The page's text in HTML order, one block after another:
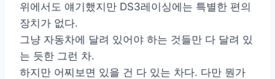
위에서도 얘기했지만 DS3레이싱에는 특별한 편의
장치가 없다.
그냥 자동차에 달려 있어야 하는 것들만 다 달려 있
는 듯한 그런 차.
하지만 어찌보면 있을 건 다 있는 차다. 다만 뭔가